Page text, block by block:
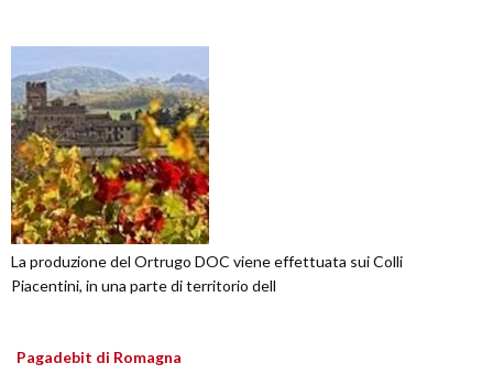
La produzione del Ortrugo DOC viene effettuata sui Colli
Piacentini, in una parte di territorio dell
Pagadebit di Romagna